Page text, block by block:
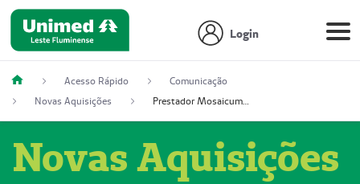
Login
Acesso Rápido
Comunicação
Novas Aquisições
Prestador Mosaicum Espaço Clínico Eireli (51004355-5)
Novas Aquisições